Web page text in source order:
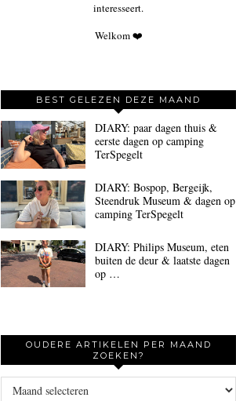
interesseert.
Welkom ❤️
BEST GELEZEN DEZE MAAND
DIARY: paar dagen thuis &
eerste dagen op camping
TerSpegelt
DIARY: Bospop, Bergeijk,
Steendruk Museum & dagen op
camping TerSpegelt
DIARY: Philips Museum, eten
buiten de deur & laatste dagen
op …
OUDERE ARTIKELEN PER MAAND
ZOEKEN?
Oudere